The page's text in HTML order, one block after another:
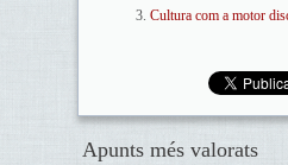
Cultura com a motor
Apunts més valorats